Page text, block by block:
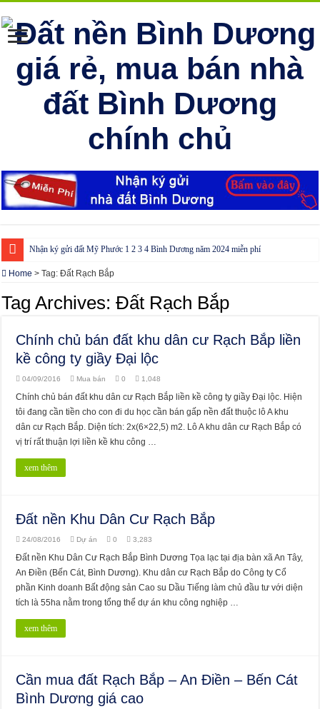
Nhận ký gửi đất Mỹ Phước 1 2 3 4 Bình Dương năm 2024 miễn phí
Cho thuê nhà Ecolakes Bình Dương, mới đẹp, đầy đủ nội thất
Phòng công chứng tại Chơn Thành – Bình Phước
Phòng công chứng tại Đồng Phú – Bình Phước
Home > Tag:Đất Rạch Bắp
Tag Archives:Đất Rạch Bắp
Chính chủ bán đất khu dân cư Rạch Bắp liền
kề công ty giầy Đại lộc
04/09/2016 Mua bán 0 1,048
Chính chủ bán đất khu dân cư Rạch Bắp liền kề công ty giầy Đại lộc. Hiện
tôi đang cần tiền cho con đi du học cần bán gấp nền đất thuộc lô A khu
dân cư Rạch Bắp. Diện tích: 2x(6×22,5) m2. Lô A khu dân cư Rạch Bắp có
vị trí rất thuận lợi liền kề khu công …
xem thêm
Đất nền Khu Dân Cư Rạch Bắp
24/08/2016 Dự án 0 3,283
Đất nền Khu Dân Cư Rạch Bắp Bình Dương Tọa lạc tại địa bàn xã An Tây,
An Điền (Bến Cát, Bình Dương). Khu dân cư Rạch Bắp do Công ty Cổ
phần Kinh doanh Bất động sản Cao su Dầu Tiếng làm chủ đầu tư với diện
tích là 55ha nằm trong tổng thể dự án khu công nghiệp …
xem thêm
Cần mua đất Rạch Bắp – An Điền – Bến Cát
Bình Dương giá cao